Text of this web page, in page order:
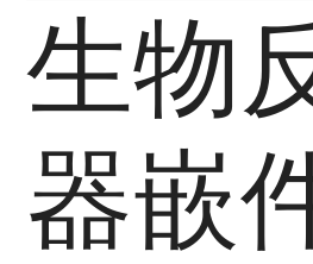
生物
器嵌